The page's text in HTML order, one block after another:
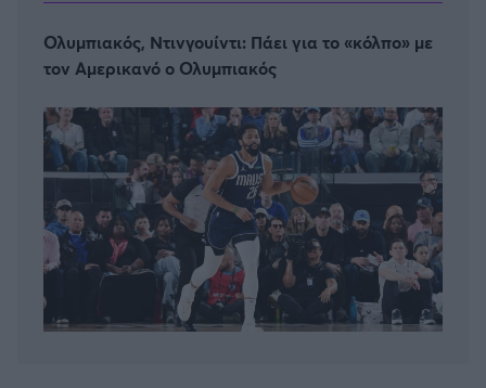
Ολυμπιακός, Ντινγουίντι: Πάει για το «κόλπο» με
τον Αμερικανό ο Ολυμπιακός